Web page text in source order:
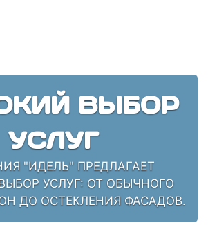
ВЫБОР
УСЛУГ
"ИДЕЛЬ" ПРЕДЛАГАЕТ
УСЛУГ: ОТ ОБЫЧНОГО
ДО ОСТЕКЛЕНИЯ ФАСАДОВ.